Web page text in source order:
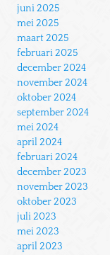
juni 2025
mei 2025
maart 2025
februari 2025
december 2024
november 2024
oktober 2024
september 2024
mei 2024
april 2024
februari 2024
december 2023
november 2023
oktober 2023
juli 2023
mei 2023
april 2023